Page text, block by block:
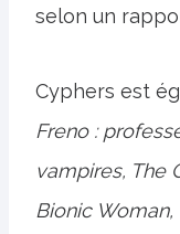
selon un
Cyphers est
Freno :
vampires, The
Bionic